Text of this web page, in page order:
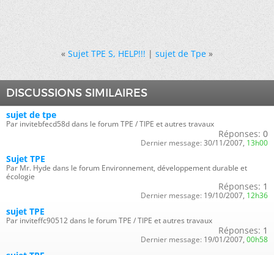
« Sujet TPE S, HELP!!!|sujet de Tpe »
DISCUSSIONS SIMILAIRES
sujet de tpe
Par invitebfecd58d dans le forum TPE / TIPE et autres travaux
Réponses: 0
Dernier message: 30/11/2007, 13h00
Sujet TPE
Par Mr. Hyde dans le forum Environnement, développement durable et
écologie
Réponses: 1
Dernier message: 19/10/2007, 12h36
sujet TPE
Par inviteffc90512 dans le forum TPE / TIPE et autres travaux
Réponses: 1
Dernier message: 19/01/2007, 00h58